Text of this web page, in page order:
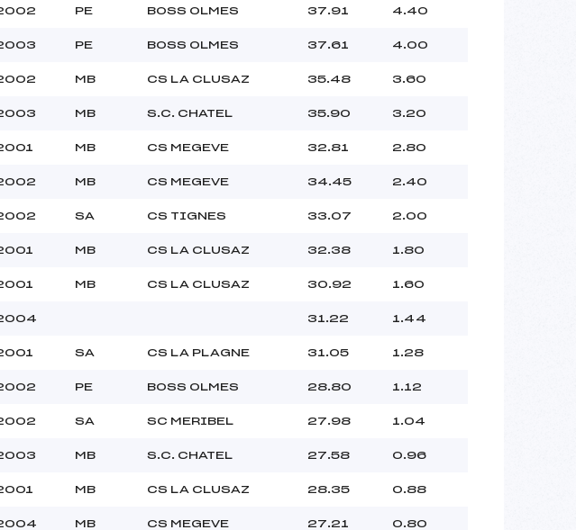
PE BOSS OLMES 37.91 4.40
PE BOSS OLMES 37.61 4.00
MB CS LA CLUSAZ 35.48 3.60
MB S.C. CHATEL 35.90 3.20
MB CS MEGEVE 32.81 2.80
MB CS MEGEVE 34.45 2.40
SA CS TIGNES 33.07 2.00
MB CS LA CLUSAZ 32.38 1.80
MB CS LA CLUSAZ 30.92 1.60
31.22 1.44
SA CS LA PLAGNE 31.05 1.28
PE BOSS OLMES 28.80 1.12
SA SC MERIBEL 27.98 1.04
MB S.C. CHATEL 27.58 0.96
MB CS LA CLUSAZ 28.35 0.88
MB CS MEGEVE 27.21 0.80